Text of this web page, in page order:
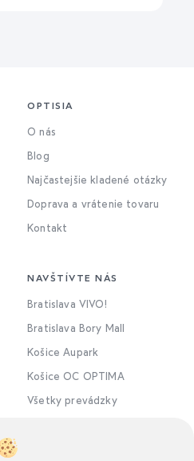
OPTISIA
O nás
Blog
Najčastejšie kladené otázky
Doprava a vrátenie tovaru
Kontakt
NAVŠTÍVTE NÁS
Bratislava VIVO!
Bratislava Bory Mall
Košice Aupark
Košice OC OPTIMA
Všetky prevádzky